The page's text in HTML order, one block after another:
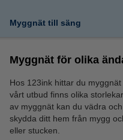
Myggnät till säng
Myggnät för olika
Hos 123ink hittar du
vårt utbud finns olika
av myggnät kan du vädra
skydda ditt hem från mygg
eller stucken.